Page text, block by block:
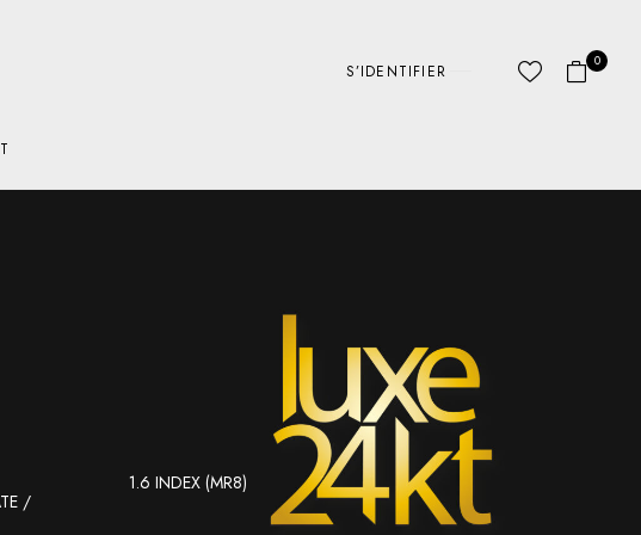
S’IDENTIFIER
0
/
1.6 INDEX (MR8) ABC LINES